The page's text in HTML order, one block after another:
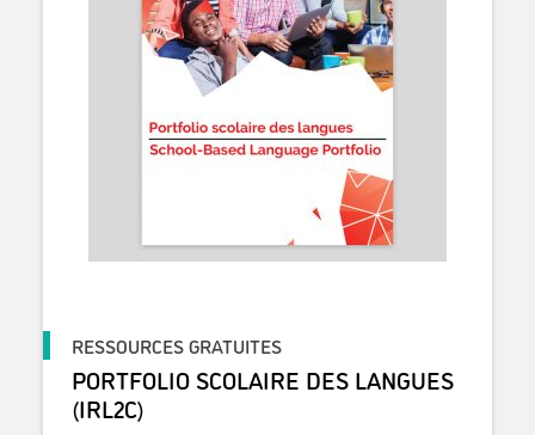
RESSOURCES GRATUITES
PORTFOLIO SCOLAIRE DES LANGUES
(IRL2C)